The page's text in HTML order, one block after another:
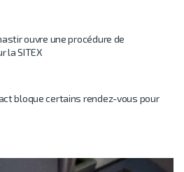
ouvre une procédure de
la SITEX
bloque certains rendez-vous pour